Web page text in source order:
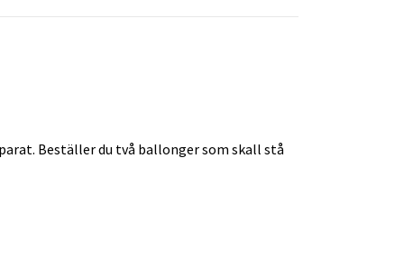
Beställer du två ballonger som skall stå